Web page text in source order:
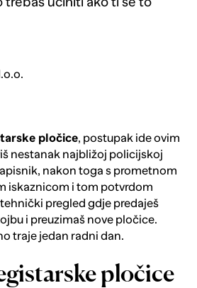
pločice, postupak ide ovim
nestanak najbližoj policijskoj
nakon toga s prometnom
iskaznicom i tom potvrdom
pregled gdje predaješ
i preuzimaš nove pločice.
traje jedan radni dan.
pločice